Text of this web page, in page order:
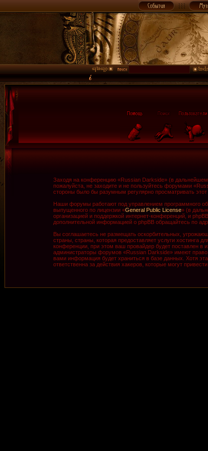
Заходя на конференцию «Russian Darkside» (в
пожалуйста, не заходите и не пользуйтесь форумами
стороны было бы разумным регулярно просматривать
Наши форумы работают под управлением программного
выпущенного по лицензии «General Public License» (в
организацией и поддержкой интернет-конференций, и
дополнительной информацией о phpBB обращайтесь по
Вы соглашаетесь не размещать оскорбительных,
страны, страны, которая предоставляет услуги
конференции, при этом ваш провайдер будет поставлен в
администраторы форумов «Russian Darkside» имеют
вами информация будет храниться в базе данных. Хотя
ответственна за действия хакеров, которые могут